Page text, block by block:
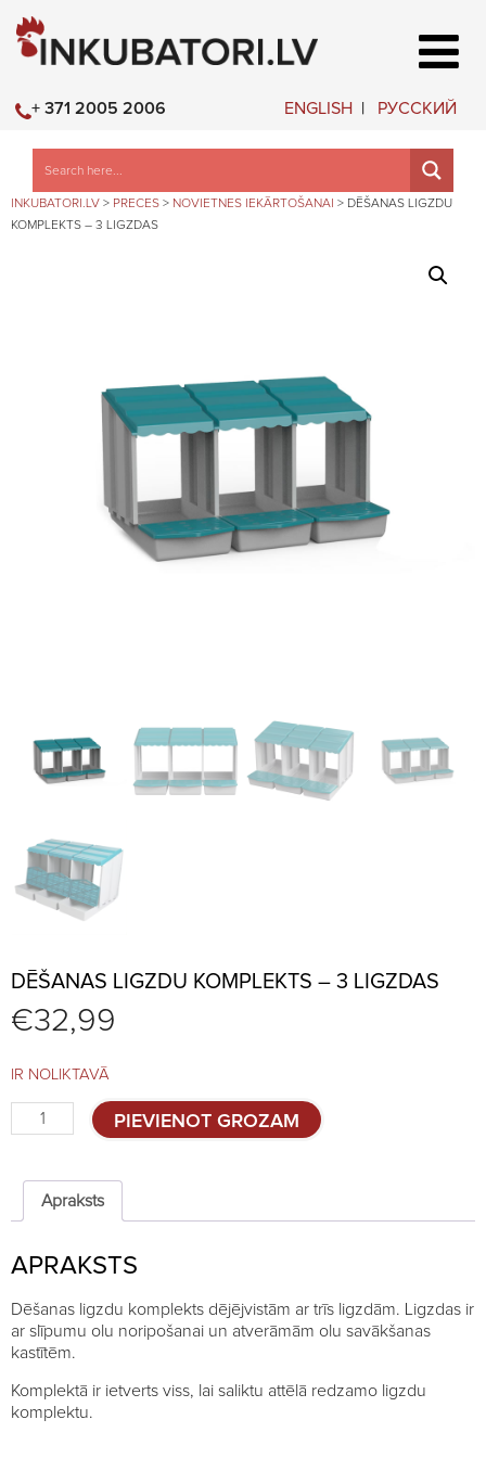
ENGLISH РУССКИЙ
+ 371 2005 2006
INKUBATORI.LV > PRECES > NOVIETNES IEKĀRTOŠANAI > DĒŠANAS LIGZDU
KOMPLEKTS – 3 LIGZDAS
DĒŠANAS LIGZDU KOMPLEKTS – 3 LIGZDAS
€32,99
IR NOLIKTAVĀ
Dēšanas
ligzdu
ligzdas
PIEVIENOT GROZAM
Apraksts
APRAKSTS
Dēšanas ligzdu komplekts dējējvistām ar trīs ligzdām. Ligzdas ir
ar slīpumu olu noripošanai un atverāmām olu savākšanas
kastītēm.
Komplektā ir ietverts viss, lai saliktu attēlā redzamo ligzdu
komplektu.